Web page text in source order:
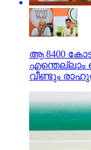
ആ 8400
എന്തെല്ലാം
വീണ്ടും